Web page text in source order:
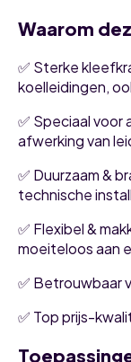
Waarom
✅ Sterke
koelleidingen,
✅ Speciaal voor
afwerking van
✅ Duurzaam &
technische
✅ Flexibel &
moeiteloos aan
✅ Betrouwbaar
✅ Top prijs-